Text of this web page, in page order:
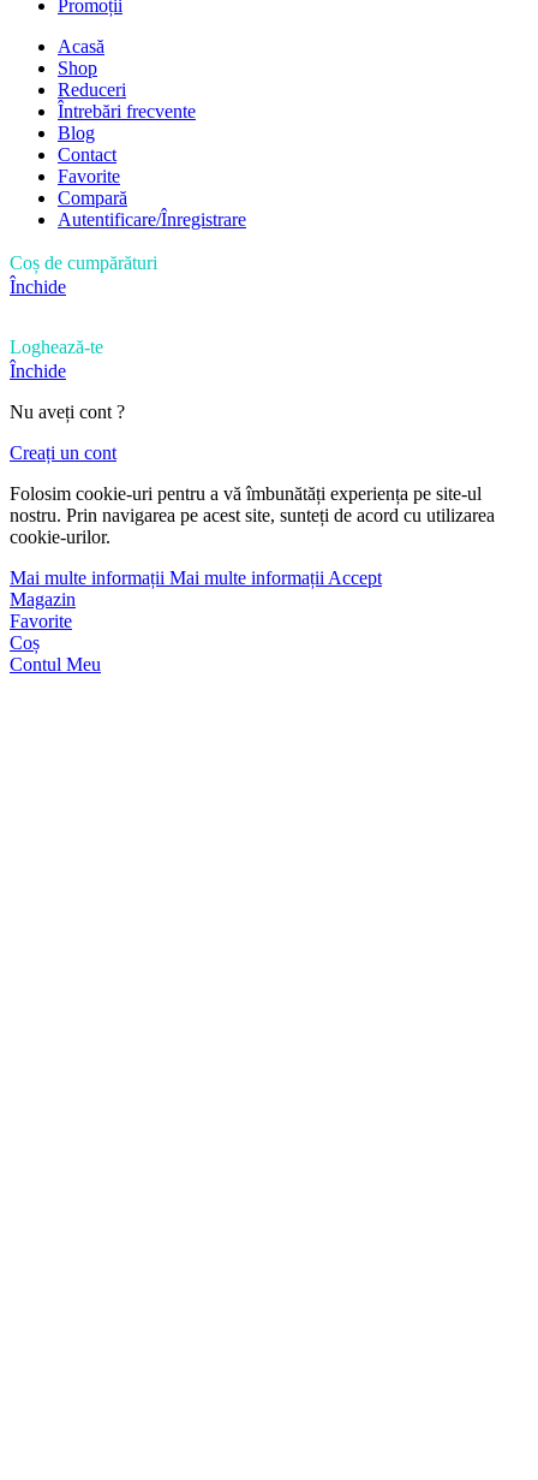
Promoții
Acasă
Shop
Reduceri
Întrebări frecvente
Blog
Contact
Favorite
Compară
Autentificare/Înregistrare
Coș de cumpărături
Închide
Loghează-te
Închide
Nu aveți cont ?
Creați un cont
Folosim cookie-uri pentru a vă îmbunătăți experiența pe site-ul
nostru. Prin navigarea pe acest site, sunteți de acord cu utilizarea
cookie-urilor.
Mai multe informații Mai multe informațiiAccept
Magazin
Favorite
Coș
Contul Meu